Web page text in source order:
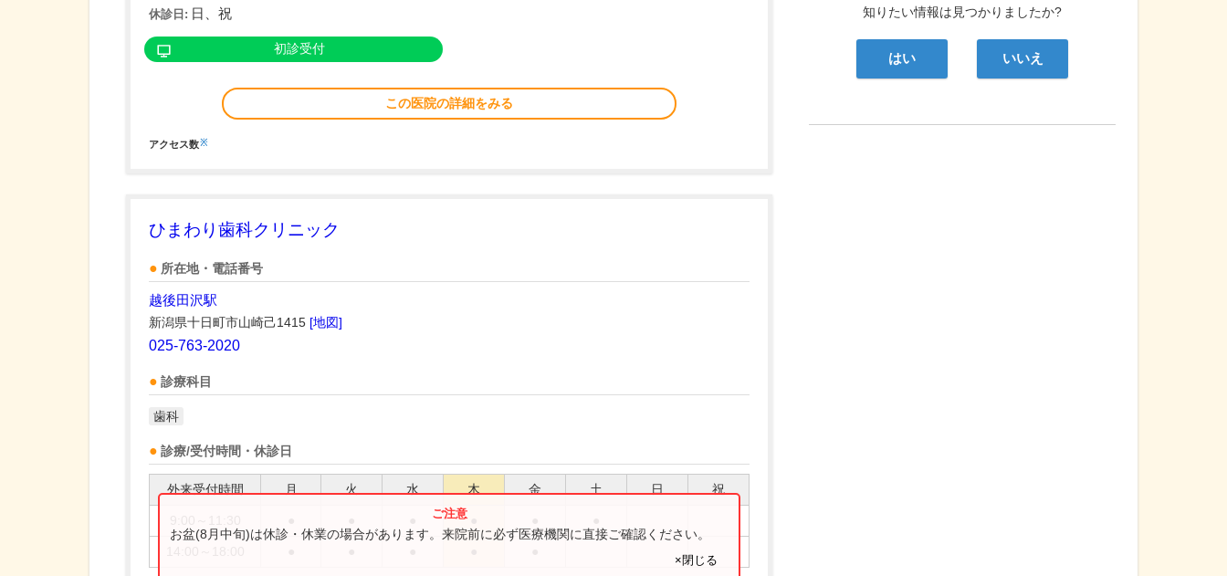
休診日: 日、祝
初診受付
この医院の詳細をみる
アクセス数※
ひまわり歯科クリニック
所在地・電話番号
越後田沢駅
新潟県十日町市山崎己1415 [地図]
025-763-2020
診療科目
歯科
診療/受付時間・休診日
外来受付時間 月 火 水 木 金 土 日 祝
お盆(8月中旬)は休診・休業の場合があります。来院前に必ず医療機関に直接ご確認ください。
×閉じる
知りたい情報は見つかりましたか?
はい いいえ